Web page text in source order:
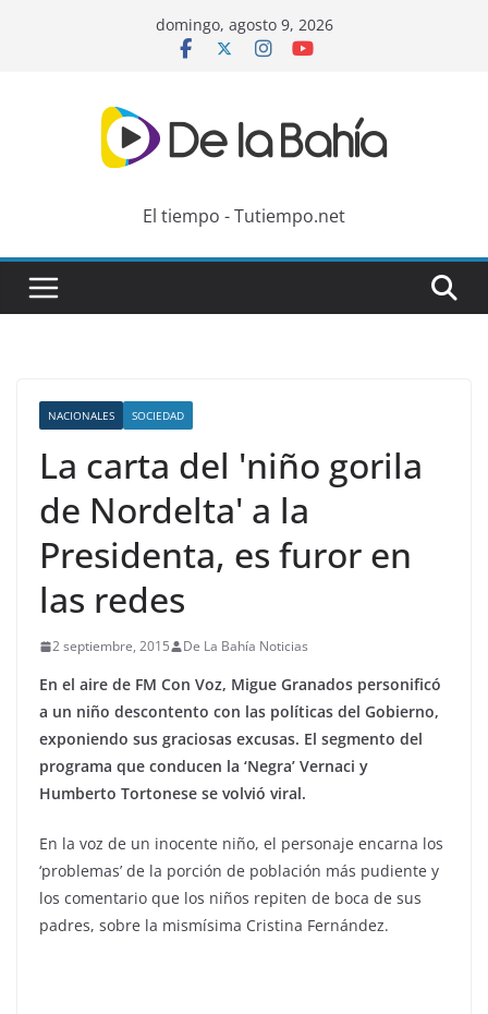
domingo, agosto 9, 2026
El tiempo - Tutiempo.net
NACIONALES SOCIEDAD
La carta del 'niño gorila
de Nordelta' a la
Presidenta, es furor en
las redes
2 septiembre, 2015 De La Bahía Noticias
En el aire de FM Con Voz, Migue Granados personificó
a un niño descontento con las políticas del Gobierno,
exponiendo sus graciosas excusas. El segmento del
programa que conducen la ‘Negra’ Vernaci y
Humberto Tortonese se volvió viral.
En la voz de un inocente niño, el personaje encarna los
‘problemas’ de la porción de población más pudiente y
los comentario que los niños repiten de boca de sus
padres, sobre la mismísima Cristina Fernández.